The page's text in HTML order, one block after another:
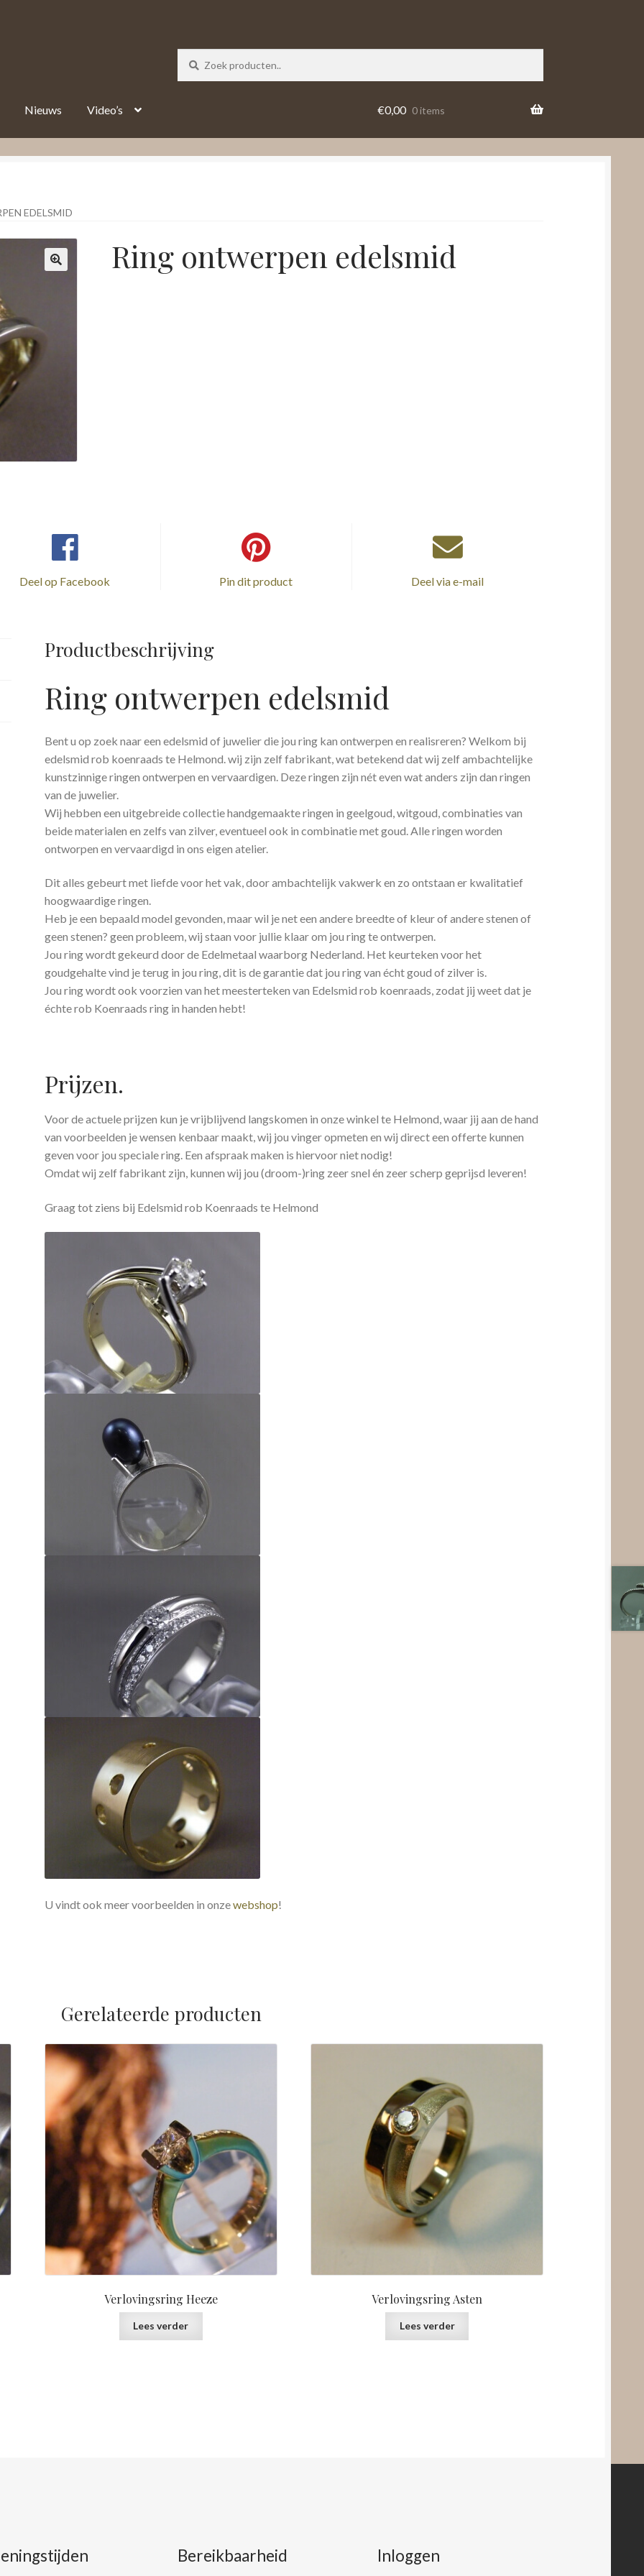
Nieuws Video’s €0,00 0 items
EDELSMID
Ring ontwerpen edelsmid
Deel op Facebook Pin dit product Deel via e-mail
Productbeschrijving
Ring ontwerpen edelsmid
Bent u op zoek naar een edelsmid of juwelier die jou ring kan ontwerpen en realisreren? Welkom bij
edelsmid rob koenraads te Helmond. wij zijn zelf fabrikant, wat betekend dat wij zelf ambachtelijke
kunstzinnige ringen ontwerpen en vervaardigen. Deze ringen zijn nét even wat anders zijn dan ringen
van de juwelier.
Wij hebben een uitgebreide collectie handgemaakte ringen in geelgoud, witgoud, combinaties van
beide materialen en zelfs van zilver, eventueel ook in combinatie met goud. Alle ringen worden
ontworpen en vervaardigd in ons eigen atelier.
Dit alles gebeurt met liefde voor het vak, door ambachtelijk vakwerk en zo ontstaan er kwalitatief
hoogwaardige ringen.
Heb je een bepaald model gevonden, maar wil je net een andere breedte of kleur of andere stenen of
geen stenen? geen probleem, wij staan voor jullie klaar om jou ring te ontwerpen.
Jou ring wordt gekeurd door de Edelmetaal waarborg Nederland. Het keurteken voor het
goudgehalte vind je terug in jou ring, dit is de garantie dat jou ring van écht goud of zilver is.
Jou ring wordt ook voorzien van het meesterteken van Edelsmid rob koenraads, zodat jij weet dat je
échte rob Koenraads ring in handen hebt!
Prijzen.
Voor de actuele prijzen kun je vrijblijvend langskomen in onze winkel te Helmond, waar jij aan de hand
van voorbeelden je wensen kenbaar maakt, wij jou vinger opmeten en wij direct een offerte kunnen
geven voor jou speciale ring. Een afspraak maken is hiervoor niet nodig!
Omdat wij zelf fabrikant zijn, kunnen wij jou (droom-)ring zeer snel én zeer scherp geprijsd leveren!
Graag tot ziens bij Edelsmid rob Koenraads te Helmond
U vindt ook meer voorbeelden in onzewebshop!
Gerelateerde producten
Verlovingsring Heeze
Lees verder
Verlovingsring Asten
Lees verder
Bereikbaarheid Inloggen